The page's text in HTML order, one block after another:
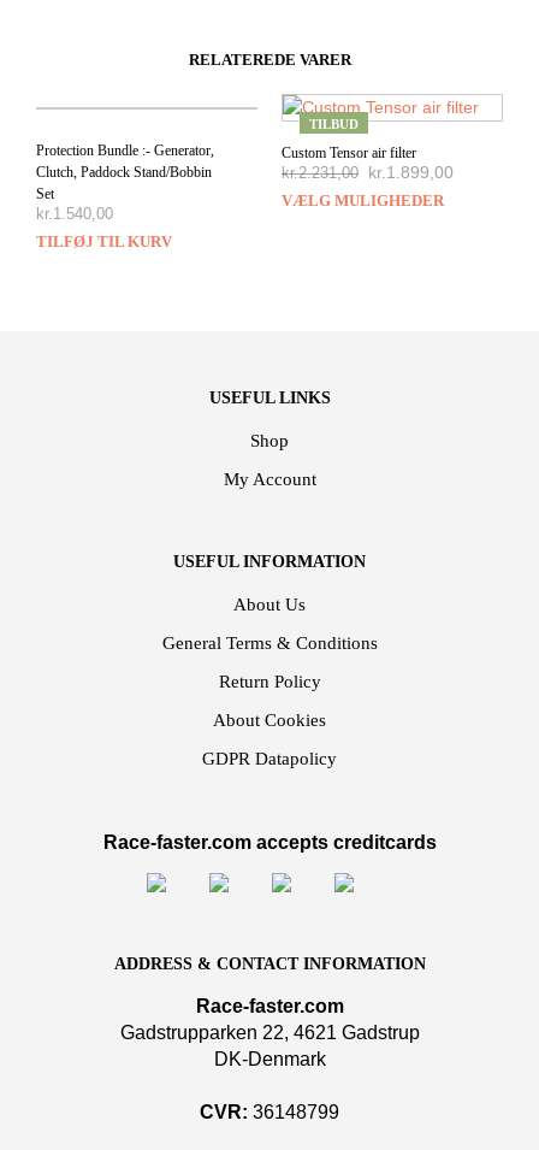
RELATEREDE VARER
Protection Bundle :- Generator,
Clutch, Paddock Stand/Bobbin
Set
kr.1.540,00
TILFØJ TIL KURV
TILBUD
Custom Tensor air filter
kr.2.231,00 kr. 1.899,00
VÆLG MULIGHEDER
USEFUL LINKS
Shop
My Account
USEFUL INFORMATION
About Us
General Terms & Conditions
Return Policy
About Cookies
GDPR Datapolicy
Race-faster.com accepts creditcards
ADDRESS & CONTACT INFORMATION
Race-faster.com
Gadstrupparken 22, 4621 Gadstrup
DK-Denmark
CVR: 36148799